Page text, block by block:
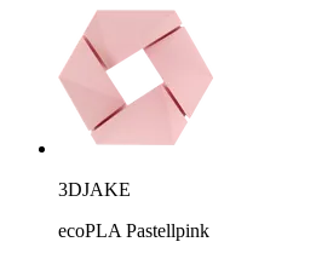
3DJAKE
ecoPLA Pastellpink